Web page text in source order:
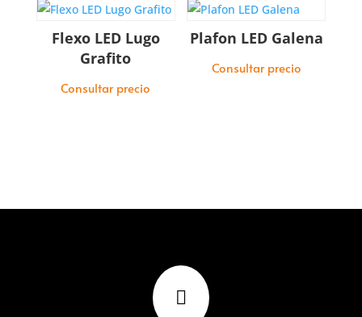
Flexo LED Lugo
Grafito
Consultar precio
Plafon LED Galena
Consultar precio
